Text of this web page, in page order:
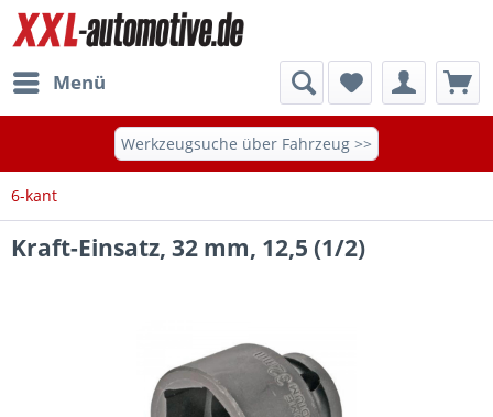
Menü
Werkzeugsuche über Fahrzeug >>
6-kant
Kraft-Einsatz, 32 mm, 12,5 (1/2)